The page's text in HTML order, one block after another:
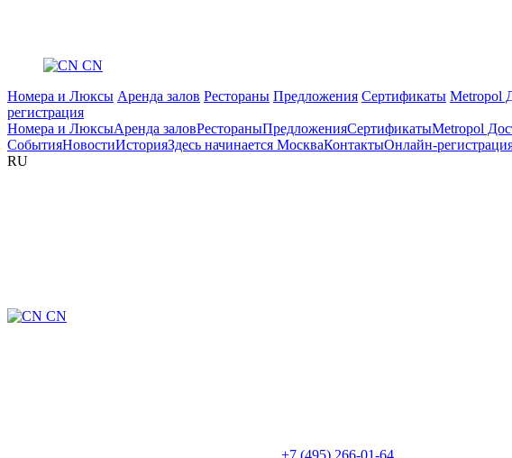
CN
Номера и Люксы Аренда залов Рестораны Предложения Сертификаты Metropol
регистрация
Номера и ЛюксыАренда заловРестораныПредложенияСертификатыMetropol
СобытияНовостиИсторияЗдесь начинается МоскваКонтактыОнлайн-
RU
CN
+7 (495) 266-01-64